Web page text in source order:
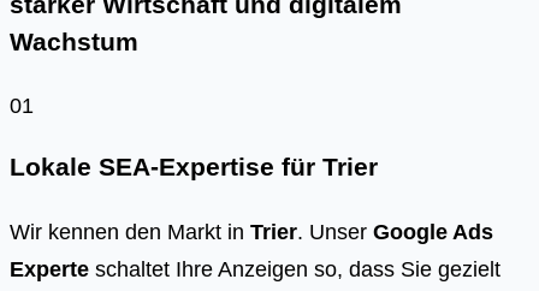
Wachstum
01
Lokale SEA-Expertise für Trier
Wir kennen den Markt in Trier. Unser Google Ads
Experte schaltet Ihre Anzeigen so, dass Sie gezielt